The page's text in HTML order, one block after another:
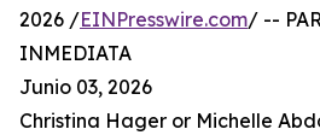
2026 /EINPresswire.com/ --
INMEDIATA
Junio 03, 2026
Christina Hager or Michelle